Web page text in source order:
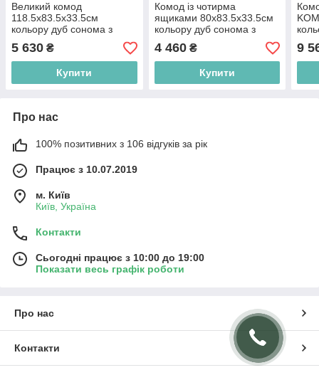
Великий комод
118.5х83.5х33.5см
кольору дуб сонома з
фасадами німфея альба
Гербор Непо KOM2D4S
5 630 ₴
Купити
Комод із чотирма
ящиками 80х83.5х33.5см
кольору дуб сонома з
фасадами німфея альба
Гербор Непо KOM4S
4 460₴
Купити
з
9
Про нас
100% позитивних з 106 відгуків за рік
Працює з 10.07.2019
м. Київ
Київ, Україна
Контакти
Сьогодні працює з 10:00 до 19:00
Показати весь графік роботи
Про нас
Контакти